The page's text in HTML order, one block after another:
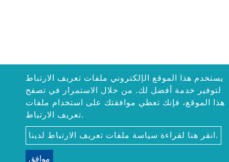
يستخدم هذا الموقع الإلكتروني ملفات تعريف الارتباط
لتوفير خدمة أفضل لك. من خلال الاستمرار في تصفح
هذا الموقع، فإنك تعطي موافقتك على استخدام ملفات
تعريف الارتباط.
انقر هنا لقراءة سياسة ملفات تعريف الارتباط لدينا.
موافق